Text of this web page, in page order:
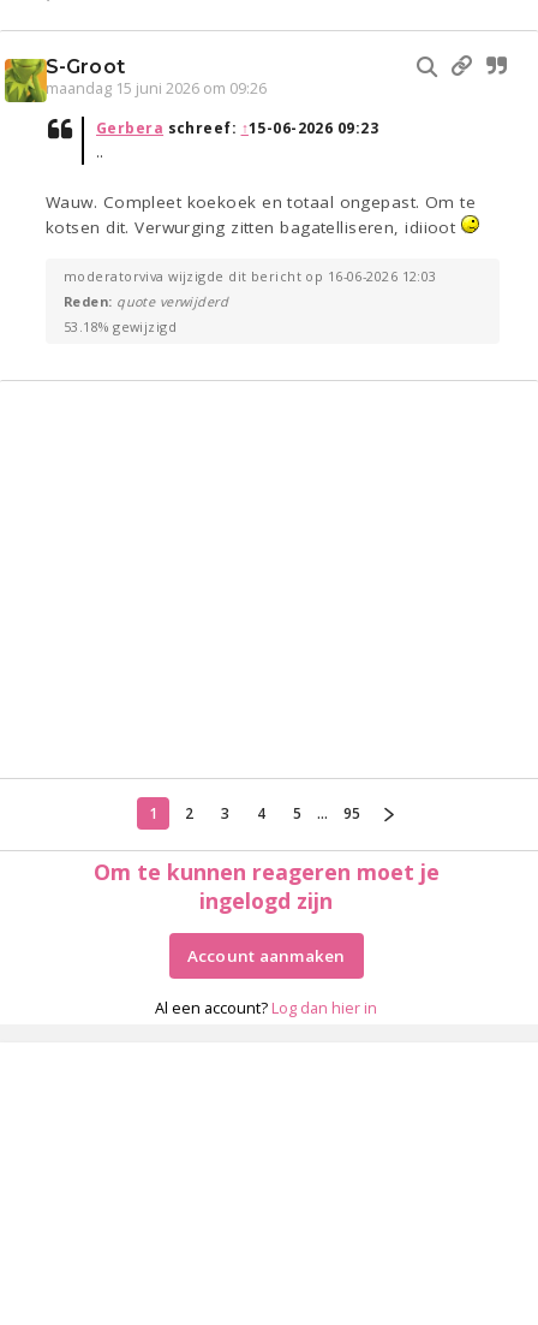
S-Groot
maandag 15 juni 2026 om 09:26
Gerbera schreef: ↑15-06-2026 09:23
..
Wauw. Compleet koekoek en totaal ongepast. Om te
kotsen dit. Verwurging zitten bagatelliseren, idiioot
moderatorviva wijzigde dit bericht op 16-06-2026 12:03
Reden: quote verwijderd
53.18% gewijzigd
1 2 3 4 5 ... 95
Om te kunnen reageren moet je
ingelogd zijn
Account aanmaken
Al een account? Log dan hier in